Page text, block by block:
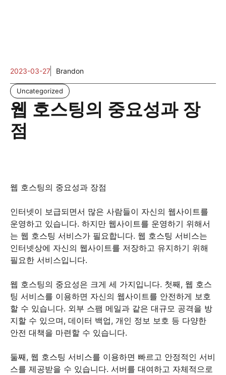
2023-03-27 Brandon
Uncategorized
웹 호스팅의 중요성과 장
점
웹 호스팅의 중요성과 장점
인터넷이 보급되면서 많은 사람들이 자신의 웹사이트를
운영하고 있습니다. 하지만 웹사이트를 운영하기 위해서
는 웹 호스팅 서비스가 필요합니다. 웹 호스팅 서비스는
인터넷상에 자신의 웹사이트를 저장하고 유지하기 위해
필요한 서비스입니다.
웹 호스팅의 중요성은 크게 세 가지입니다. 첫째, 웹 호스
팅 서비스를 이용하면 자신의 웹사이트를 안전하게 보호
할 수 있습니다. 외부 스팸 메일과 같은 대규모 공격을 방
지할 수 있으며, 데이터 백업, 개인 정보 보호 등 다양한
안전 대책을 마련할 수 있습니다.
둘째, 웹 호스팅 서비스를 이용하면 빠르고 안정적인 서비
스를 제공받을 수 있습니다. 서버를 대여하고 자체적으로